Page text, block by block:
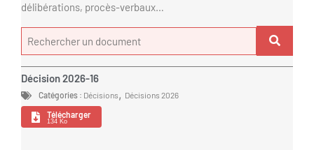
délibérations, procès-verbaux…
Décision 2026-16
Catégories : Décisions, Décisions 2026
Télécharger
134 Ko